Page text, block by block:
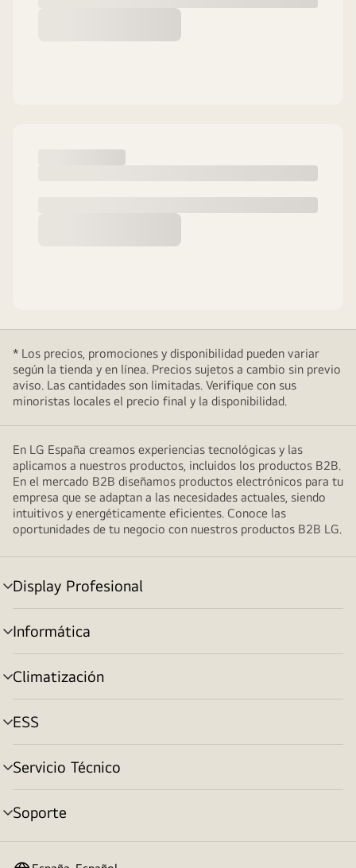
* Los precios, promociones y disponibilidad pueden variar
según la tienda y en línea. Precios sujetos a cambio sin previo
aviso. Las cantidades son limitadas. Verifique con sus
minoristas locales el precio final y la disponibilidad.
En LG España creamos experiencias tecnológicas y las
aplicamos a nuestros productos, incluidos los productos B2B.
En el mercado B2B diseñamos productos electrónicos para tu
empresa que se adaptan a las necesidades actuales, siendo
intuitivos y energéticamente eficientes. Conoce las
oportunidades de tu negocio con nuestros productos B2B LG.
Display Profesional
Alternar
menú
Informática
Alternar
menú
Climatización
Alternar
menú
ESS
Alternar
menú
Servicio Técnico
Alternar
menú
Soporte
Alternar